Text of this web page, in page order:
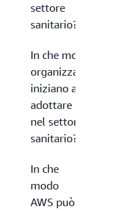
settore
sanitario?
In che modo le
organizzazioni
iniziano ad
adottare l’IA
nel settore
sanitario?
In che
modo
AWS può